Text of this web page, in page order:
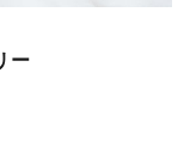
ー